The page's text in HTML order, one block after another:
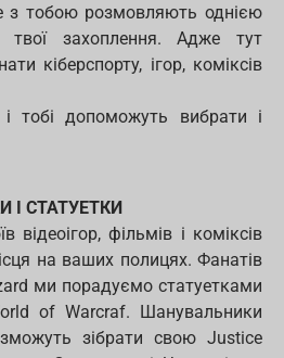
з тобою розмовляють однією
захоплення. Адже тут
кіберспорту, ігор, коміксів
тобі допоможуть вибрати і
І СТАТУЕТКИ
відеоігор, фільмів і коміксів
на ваших полицях. Фанатів
ми порадуємо статуетками
of Warcraf. Шанувальники
зібрати свою Justice